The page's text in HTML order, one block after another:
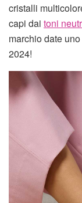
cristalli
capi dai toni
marchio date
2024!